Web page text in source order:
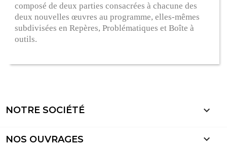
composé de deux parties consacrées à chacune des
deux nouvelles œuvres au programme, elles-mêmes
subdivisées en Repères, Problématiques et Boîte à
outils.
NOTRE SOCIÉTÉ 
NOS OUVRAGES 